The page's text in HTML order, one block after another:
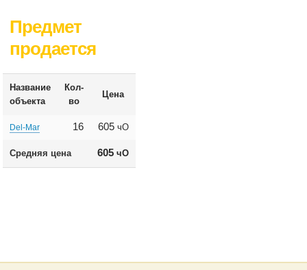
Предмет
продается
Название
объекта
Кол-
во
Цена
Средняя цена 605 чО
Del-Mar 16 605 чО